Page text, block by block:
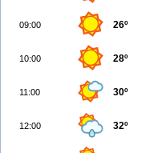
09:00 26º
10:00 28º
11:00 30º
12:00 32º